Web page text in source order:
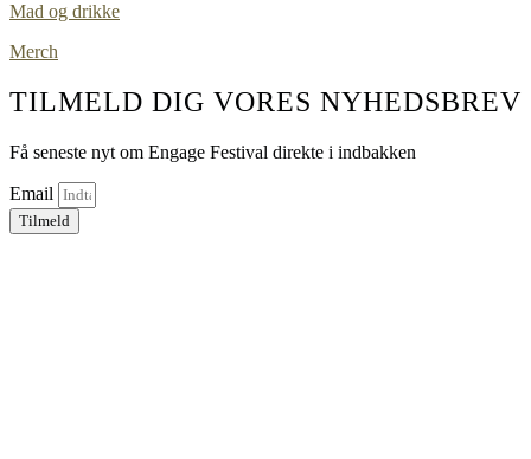
Mad og drikke
Merch
TILMELD DIG VORES NYHEDSBREV
Få seneste nyt om Engage Festival direkte i indbakken
Email
Tilmeld